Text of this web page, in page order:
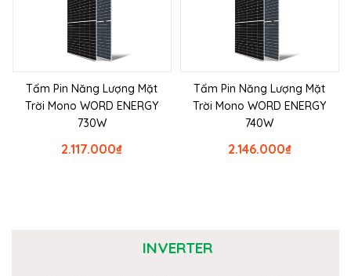
Tấm Pin Năng Lượng Mặt
Trời Mono WORD ENERGY
730W
₫
2.117.000
Tấm Pin Năng Lượng Mặt
Trời Mono WORD ENERGY
740W
₫
2.146.000
INVERTER